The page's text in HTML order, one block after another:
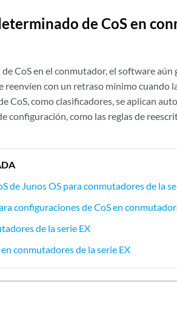
de CoS en
CoS en el conmutador, el software
reenvíen con un retraso mínimo cuando
CoS, como clasificadores, se aplican
configuración, como las reglas de
de Junos OS para conmutadores de la
configuraciones de CoS en
de la serie EX
conmutadores de la serie EX